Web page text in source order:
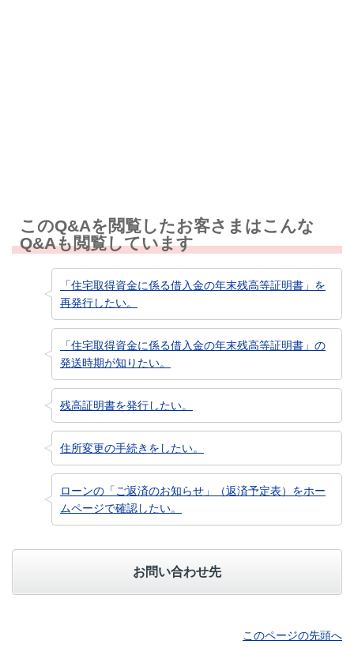
このQ&Aを閲覧したお客さまはこんな
Q&Aも閲覧しています
「住宅取得資金に係る借入金の年末残高等証明書」を
再発行したい。
「住宅取得資金に係る借入金の年末残高等証明書」の
発送時期が知りたい。
残高証明書を発行したい。
住所変更の手続きをしたい。
ローンの「ご返済のお知らせ」（返済予定表）をホー
ムページで確認したい。
お問い合わせ先
このページの先頭へ